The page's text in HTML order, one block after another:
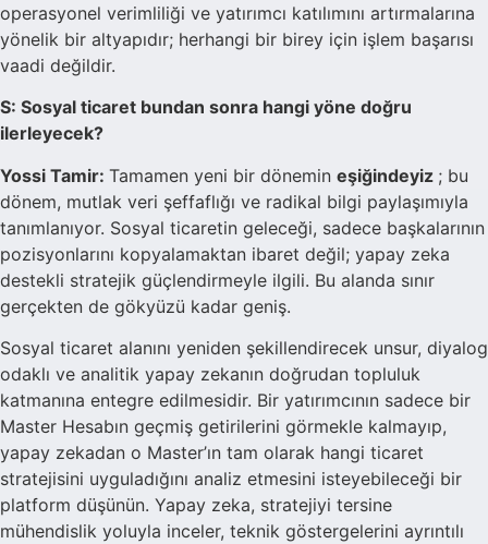
operasyonel verimliliği ve yatırımcı katılımını artırmalarına
yönelik bir altyapıdır; herhangi bir birey için işlem başarısı
vaadi değildir.
S: Sosyal ticaret bundan sonra hangi yöne doğru
ilerleyecek?
Yossi Tamir: Tamamen yeni bir dönemin eşiğindeyiz ; bu
dönem, mutlak veri şeffaflığı ve radikal bilgi paylaşımıyla
tanımlanıyor. Sosyal ticaretin geleceği, sadece başkalarının
pozisyonlarını kopyalamaktan ibaret değil; yapay zeka
destekli stratejik güçlendirmeyle ilgili. Bu alanda sınır
gerçekten de gökyüzü kadar geniş.
Sosyal ticaret alanını yeniden şekillendirecek unsur, diyalog
odaklı ve analitik yapay zekanın doğrudan topluluk
katmanına entegre edilmesidir. Bir yatırımcının sadece bir
Master Hesabın geçmiş getirilerini görmekle kalmayıp,
yapay zekadan o Master’ın tam olarak hangi ticaret
stratejisini uyguladığını analiz etmesini isteyebileceği bir
platform düşünün. Yapay zeka, stratejiyi tersine
mühendislik yoluyla inceler, teknik göstergelerini ayrıntılı